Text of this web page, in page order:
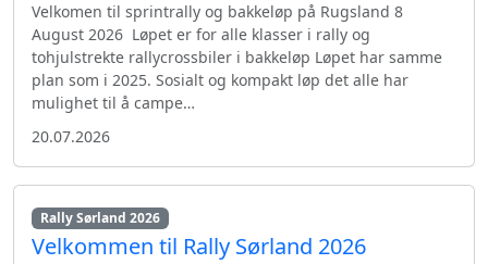
Velkomen til sprintrally og bakkeløp på Rugsland 8
August 2026 Løpet er for alle klasser i rally og
tohjulstrekte rallycrossbiler i bakkeløp Løpet har samme
plan som i 2025. Sosialt og kompakt løp det alle har
mulighet til å campe…
20.07.2026
Rally Sørland 2026
Velkommen til Rally Sørland 2026